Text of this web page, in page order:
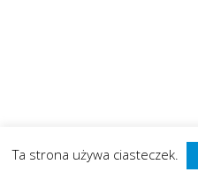
Ta strona używa ciasteczek.